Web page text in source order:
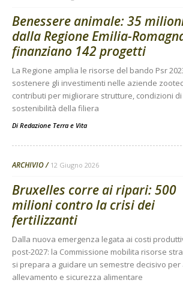
Benessere animale: 35
dalla Regione Emilia-
finanziano 142 progetti
La Regione amplia le risorse del bando Psr
sostenere gli investimenti nelle aziende
contributi per migliorare strutture, condizioni
sostenibilità della filiera
Di Redazione Terra e Vita
ARCHIVIO 12 Giugno 2026
Bruxelles corre ai ripari: 500
milioni contro la crisi dei
fertilizzanti
Dalla nuova emergenza legata ai costi
post-2027: la Commissione mobilita risorse
si prepara a guidare un semestre decisivo per
allevamento e sicurezza alimentare